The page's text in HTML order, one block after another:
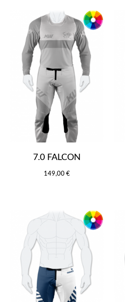
7.0 FALCON
149,00 €